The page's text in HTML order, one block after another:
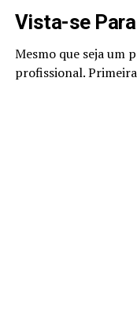
Vista-se
Mesmo que seja um
profissional.